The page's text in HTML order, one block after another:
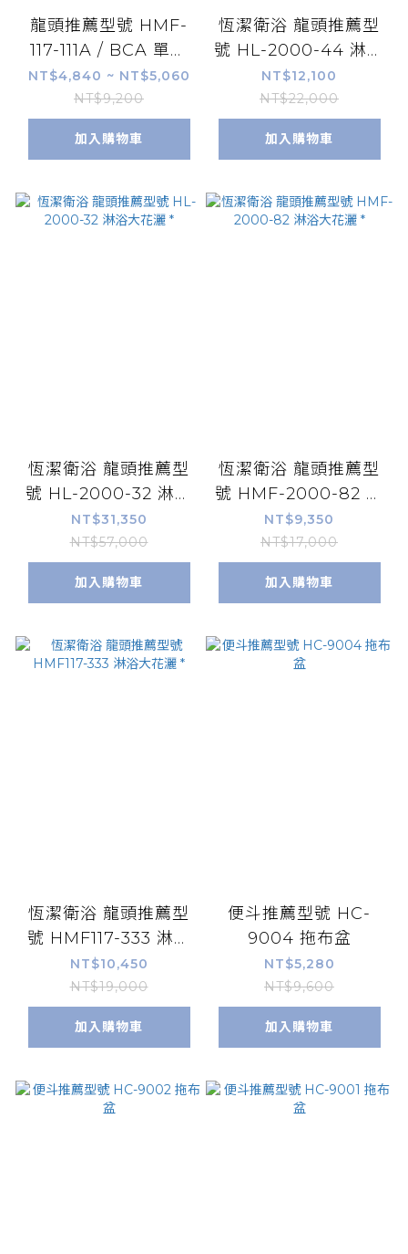
龍頭推薦型號 HMF-
117-111A / BCA 單孔
面盆龍頭(低)
NT$4,840 ~ NT$5,060
NT$9,200
加入購物車
恆潔衛浴 龍頭推薦型
號 HL-2000-44 淋浴
大花灑 *
NT$12,100
NT$22,000
加入購物車
恆潔衛浴 龍頭推薦型
號 HL-2000-32 淋浴
大花灑 *
NT$31,350
NT$57,000
加入購物車
恆潔衛浴 龍頭推薦型
號 HMF-2000-82 淋
浴大花灑 *
NT$9,350
NT$17,000
加入購物車
恆潔衛浴 龍頭推薦型
號 HMF117-333 淋浴
大花灑 *
NT$10,450
NT$19,000
加入購物車
便斗推薦型號 HC-
9004 拖布盆
NT$5,280
NT$9,600
加入購物車